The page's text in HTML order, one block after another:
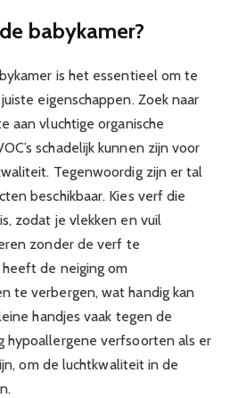
babykamer?
is het essentieel om te
eigenschappen. Zoek naar
aan vluchtige organische
schadelijk kunnen zijn voor
Tegenwoordig zijn er tal
beschikbaar. Kies verf die
zodat je vlekken en vuil
zonder de verf te
de neiging om
te verbergen, wat handig kan
handjes vaak tegen de
hypoallergene verfsoorten als er
om de luchtkwaliteit in de